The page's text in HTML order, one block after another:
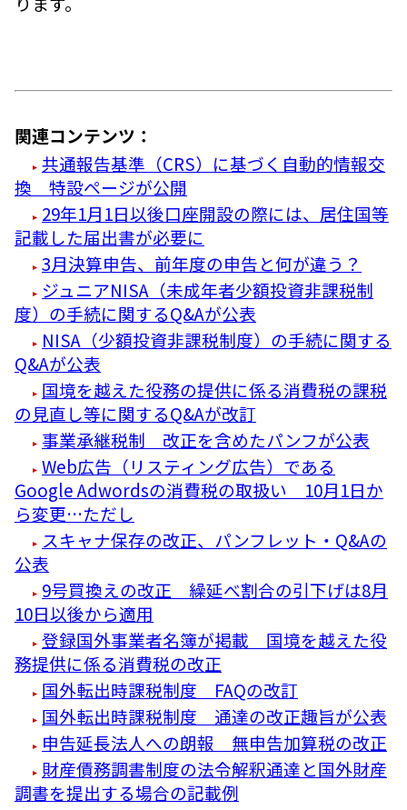
関連コンテンツ：
共通報告基準（CRS）に基づく自動的情報交
換 特設ページが公開
29年1月1日以後口座開設の際には、居住国等
記載した届出書が必要に
3月決算申告、前年度の申告と何が違う？
ジュニアNISA（未成年者少額投資非課税制
度）の手続に関するQ&Aが公表
NISA（少額投資非課税制度）の手続に関する
Q&Aが公表
国境を越えた役務の提供に係る消費税の課税
の見直し等に関するQ&Aが改訂
事業承継税制 改正を含めたパンフが公表
Web広告（リスティング広告）である
Google Adwordsの消費税の取扱い 10月1日か
ら変更…ただし
スキャナ保存の改正、パンフレット・Q&Aの
公表
9号買換えの改正 繰延べ割合の引下げは8月
10日以後から適用
登録国外事業者名簿が掲載 国境を越えた役
務提供に係る消費税の改正
国外転出時課税制度 FAQの改訂
国外転出時課税制度 通達の改正趣旨が公表
申告延長法人への朗報 無申告加算税の改正
財産債務調書制度の法令解釈通達と国外財産
調書を提出する場合の記載例